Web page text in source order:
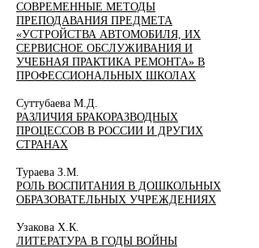
СОВРЕМЕННЫЕ МЕТОДЫ
ПРЕПОДАВАНИЯ ПРЕДМЕТА
«УСТРОЙСТВА АВТОМОБИЛЯ, ИХ
СЕРВИСНОЕ ОБСЛУЖИВАНИЯ И
УЧЕБНАЯ ПРАКТИКА РЕМОНТА» В
ПРОФЕССИОНАЛЬНЫХ ШКОЛАХ
Суттубаева М.Д.
РАЗЛИЧИЯ БРАКОРАЗВОДНЫХ
ПРОЦЕССОВ В РОССИИ И ДРУГИХ
СТРАНАХ
Тураева З.М.
РОЛЬ ВОСПИТАНИЯ В ДОШКОЛЬНЫХ
ОБРАЗОВАТЕЛЬНЫХ УЧРЕЖДЕНИЯХ
Узакова Х.К.
ЛИТЕРАТУРА В ГОДЫ ВОЙНЫ